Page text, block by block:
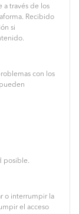
a través de los
Recibido
si
con los
posible.
o interrumpir la
el acceso